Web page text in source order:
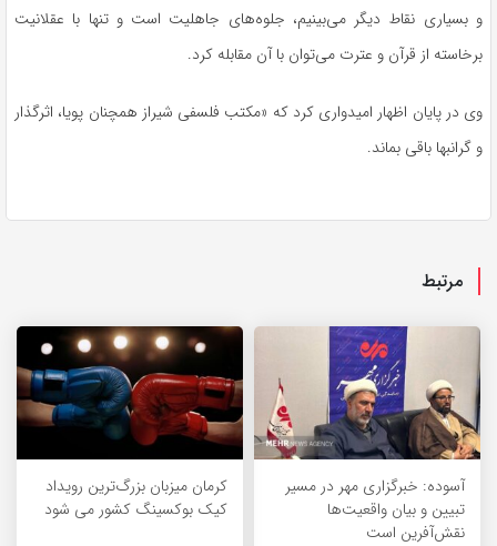
و بسیاری نقاط دیگر می‌بینیم، جلوه‌های جاهلیت است و تنها با عقلانیت
برخاسته از قرآن و عترت می‌توان با آن مقابله کرد.
وی در پایان اظهار امیدواری کرد که «مکتب فلسفی شیراز همچنان پویا، اثرگذار
و گرانبها باقی بماند.
مرتبط
آسوده: خبرگزاری مهر در مسیر
تبیین و بیان واقعیت‌ها
نقش‌آفرین است
کرمان میزبان بزرگ‌ترین رویداد
کیک‌ بوکسینگ کشور می شود